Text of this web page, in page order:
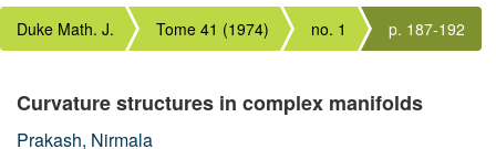
Duke Math. J. Tome 41 (1974) no. 1 p. 187-192
Curvature structures in complex manifolds
Prakash, Nirmala